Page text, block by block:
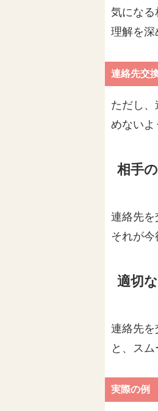
気になる
理解を深
連絡先交
ただし
めないよ
相手
連絡先を
それが今
適切
連絡先を
と、ス
実際の例